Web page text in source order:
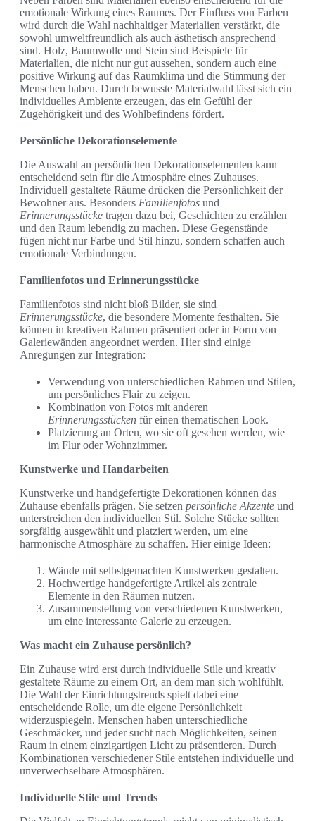
emotionale Wirkung eines Raumes. Der Einfluss von Farben
wird durch die Wahl nachhaltiger Materialien verstärkt, die
sowohl umweltfreundlich als auch ästhetisch ansprechend
sind. Holz, Baumwolle und Stein sind Beispiele für
Materialien, die nicht nur gut aussehen, sondern auch eine
positive Wirkung auf das Raumklima und die Stimmung der
Menschen haben. Durch bewusste Materialwahl lässt sich ein
individuelles Ambiente erzeugen, das ein Gefühl der
Zugehörigkeit und des Wohlbefindens fördert.
Persönliche Dekorationselemente
Die Auswahl an persönlichen Dekorationselementen kann
entscheidend sein für die Atmosphäre eines Zuhauses.
Individuell gestaltete Räume drücken die Persönlichkeit der
Bewohner aus. Besonders Familienfotos und
Erinnerungsstücke tragen dazu bei, Geschichten zu erzählen
und den Raum lebendig zu machen. Diese Gegenstände
fügen nicht nur Farbe und Stil hinzu, sondern schaffen auch
emotionale Verbindungen.
Familienfotos und Erinnerungsstücke
Familienfotos sind nicht bloß Bilder, sie sind
Erinnerungsstücke, die besondere Momente festhalten. Sie
können in kreativen Rahmen präsentiert oder in Form von
Galeriewänden angeordnet werden. Hier sind einige
Anregungen zur Integration:
Verwendung von unterschiedlichen Rahmen und Stilen,
um persönliches Flair zu zeigen.
Kombination von Fotos mit anderen
Erinnerungsstücken für einen thematischen Look.
Platzierung an Orten, wo sie oft gesehen werden, wie
im Flur oder Wohnzimmer.
Kunstwerke und Handarbeiten
Kunstwerke und handgefertigte Dekorationen können das
Zuhause ebenfalls prägen. Sie setzen persönliche Akzente und
unterstreichen den individuellen Stil. Solche Stücke sollten
sorgfältig ausgewählt und platziert werden, um eine
harmonische Atmosphäre zu schaffen. Hier einige Ideen:
Wände mit selbstgemachten Kunstwerken gestalten.
Hochwertige handgefertigte Artikel als zentrale
Elemente in den Räumen nutzen.
Zusammenstellung von verschiedenen Kunstwerken,
um eine interessante Galerie zu erzeugen.
Was macht ein Zuhause persönlich?
Ein Zuhause wird erst durch individuelle Stile und kreativ
gestaltete Räume zu einem Ort, an dem man sich wohlfühlt.
Die Wahl der Einrichtungstrends spielt dabei eine
entscheidende Rolle, um die eigene Persönlichkeit
widerzuspiegeln. Menschen haben unterschiedliche
Geschmäcker, und jeder sucht nach Möglichkeiten, seinen
Raum in einem einzigartigen Licht zu präsentieren. Durch
Kombinationen verschiedener Stile entstehen individuelle und
unverwechselbare Atmosphären.
Individuelle Stile und Trends